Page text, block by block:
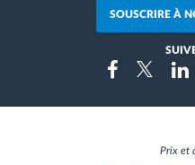
SOUSCRIRE À
FacebookTwitter
Prix et